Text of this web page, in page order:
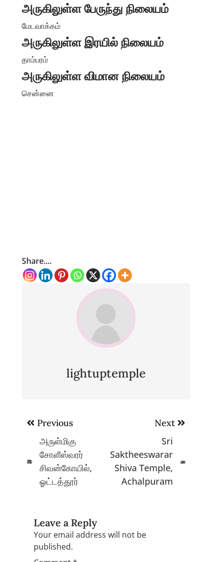
அருகிலுள்ள பேருந்து நிலையம்
மேடவாக்கம்
அருகிலுள்ள இரயில் நிலையம்
தாம்பரம்
அருகிலுள்ள விமான நிலையம்
சென்னை
Share....
lightuptemple
Post
navigation
Previous
அருள்மிகு
சோளீஸ்வரர்
சிவன்கோயில்,
ஓட்டத்தூர்
Next
Sri
Saktheeswarar
Shiva Temple,
Achalpuram
Leave a Reply
Your email address will not be
published.